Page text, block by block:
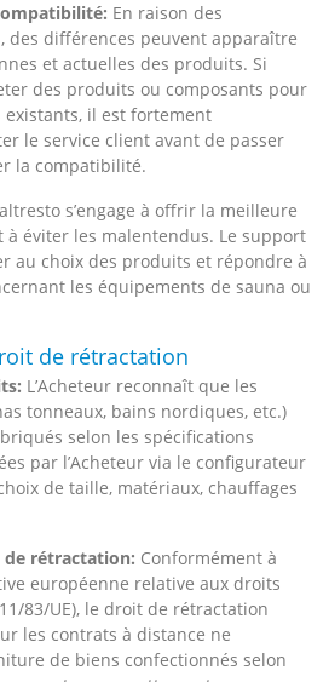
En raison des
des différences peuvent apparaître
et actuelles des produits. Si
des produits ou composants pour
il est fortement
le service client avant de passer
la compatibilité.
s’engage à offrir la meilleure
éviter les malentendus. Le support
au choix des produits et répondre à
les équipements de sauna ou
de rétractation
L’Acheteur reconnaît que les
tonneaux, bains nordiques, etc.)
selon les spécifications
par l’Acheteur via le configurateur
de taille, matériaux, chauffages
de rétractation: Conformément à
européenne relative aux droits
83/UE), le droit de rétractation
les contrats à distance ne
de biens confectionnés selon